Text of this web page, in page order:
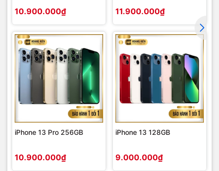
10.900.000₫ 11.900.000₫
iPhone 13 Pro 256GB
10.900.000₫
iPhone 13 128GB
9.000.000₫